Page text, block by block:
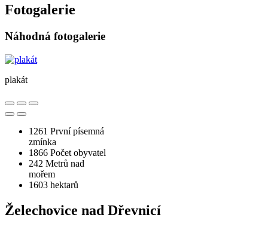
Fotogalerie
Náhodná fotogalerie
plakát
1261 První písemná
zmínka
1866 Počet obyvatel
242 Metrů nad
mořem
1603 hektarů
Želechovice nad Dřevnicí